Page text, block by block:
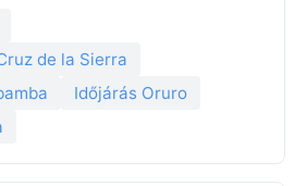
de la Sierra
Időjárás Oruro